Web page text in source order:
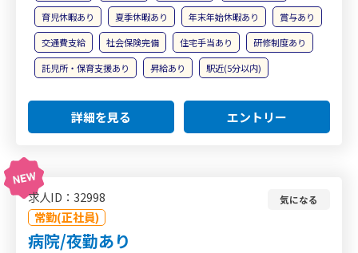
育児休暇あり
夏季休暇あり 年末年始休暇あり
賞与あり
交通費支給
社会保険完備 住宅手当あり
研修制度あり
託児所・保育支援あり
昇給あり 駅近(5分以内)
詳細を見る エントリー
求人ID：32998
常勤(正社員)
気になる
病院/夜勤あり